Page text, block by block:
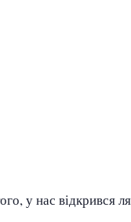
у нас відкрився